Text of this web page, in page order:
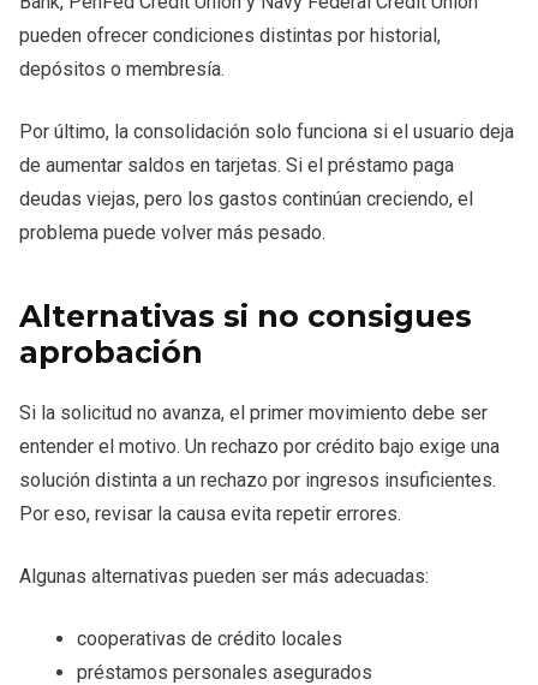
pueden ofrecer condiciones distintas por historial,
depósitos o membresía.
Por último, la consolidación solo funciona si el usuario deja
de aumentar saldos en tarjetas. Si el préstamo paga
deudas viejas, pero los gastos continúan creciendo, el
problema puede volver más pesado.
Alternativas si no consigues
aprobación
Si la solicitud no avanza, el primer movimiento debe ser
entender el motivo. Un rechazo por crédito bajo exige una
solución distinta a un rechazo por ingresos insuficientes.
Por eso, revisar la causa evita repetir errores.
Algunas alternativas pueden ser más adecuadas:
cooperativas de crédito locales
préstamos personales asegurados